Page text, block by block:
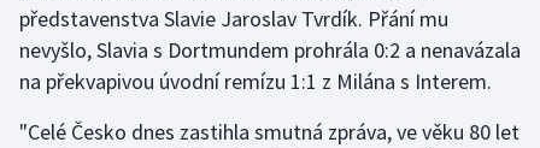
Rychlostní kanoistika
Short track
Sportovní střelba
představenstva Slavie Jaroslav Tvrdík. Přání mu
nevyšlo, Slavia s Dortmundem prohrála 0:2 a nenavázala
na překvapivou úvodní remízu 1:1 z Milána s Interem.
"Celé Česko dnes zastihla smutná zpráva, ve věku 80 let